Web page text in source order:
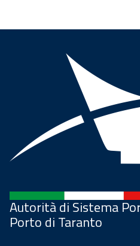
Autorità di Sistema
Porto di Taranto